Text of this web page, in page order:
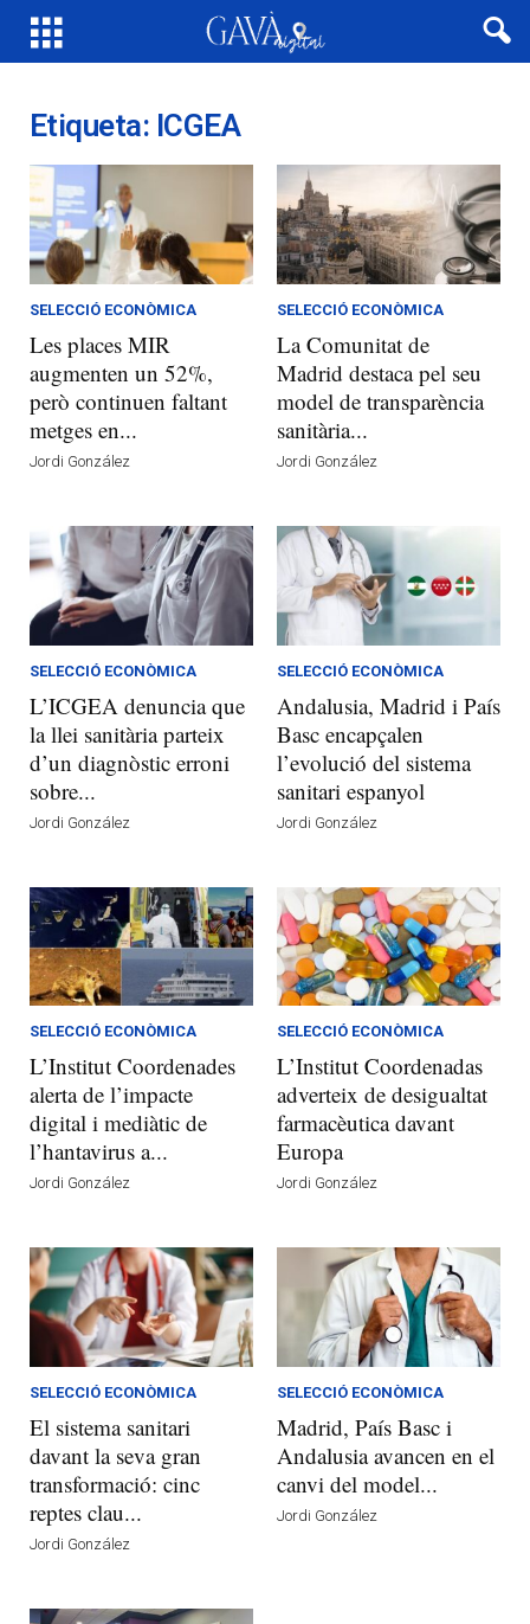
Etiqueta: ICGEA
SELECCIÓ ECONÒMICA
Les places MIR
augmenten un 52%,
però continuen faltant
metges en...
Jordi González
SELECCIÓ ECONÒMICA
La Comunitat de
Madrid destaca pel seu
model de transparència
sanitària...
Jordi González
SELECCIÓ ECONÒMICA
L’ICGEA denuncia que
la llei sanitària parteix
d’un diagnòstic erroni
sobre...
Jordi González
SELECCIÓ ECONÒMICA
Andalusia, Madrid i País
Basc encapçalen
l’evolució del sistema
sanitari espanyol
Jordi González
SELECCIÓ ECONÒMICA
L’Institut Coordenades
alerta de l’impacte
digital i mediàtic de
l’hantavirus a...
Jordi González
SELECCIÓ ECONÒMICA
L’Institut Coordenadas
adverteix de desigualtat
farmacèutica davant
Europa
Jordi González
SELECCIÓ ECONÒMICA
El sistema sanitari
davant la seva gran
transformació: cinc
reptes clau...
Jordi González
SELECCIÓ ECONÒMICA
Madrid, País Basc i
Andalusia avancen en el
canvi del model...
Jordi González